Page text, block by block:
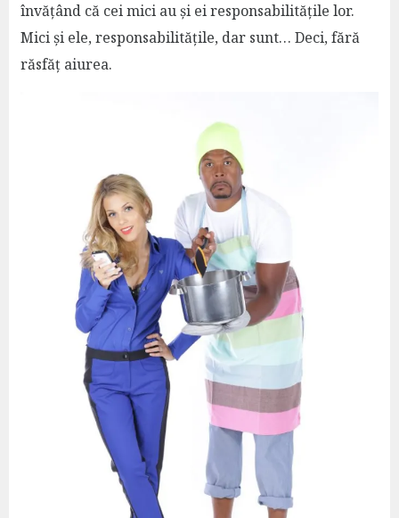
învățând că cei mici au și ei responsabilitățile lor.
Mici și ele, responsabilitățile, dar sunt… Deci, fără
răsfăț aiurea.